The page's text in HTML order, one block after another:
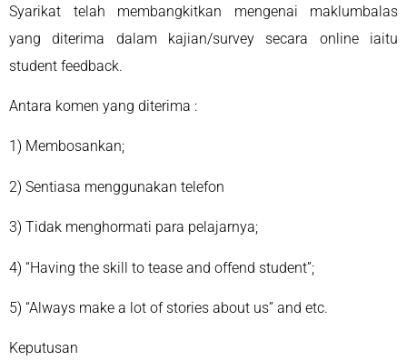
Syarikat telah membangkitkan mengenai maklumbalas
yang diterima dalam kajian/survey secara online iaitu
student feedback.
Antara komen yang diterima :
1) Membosankan;
2) Sentiasa menggunakan telefon
3) Tidak menghormati para pelajarnya;
4) “Having the skill to tease and offend student”;
5) “Always make a lot of stories about us” and etc.
Keputusan